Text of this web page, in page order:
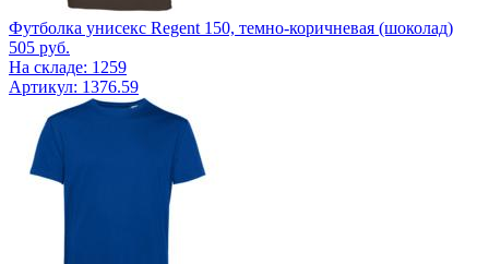
Футболка унисекс Regent 150, темно-коричневая (шоколад)
505 руб.
На складе: 1259
Артикул: 1376.59